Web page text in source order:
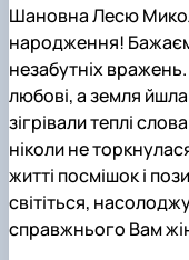
Шановна Лесю
народження!
незабутніх
любові, а земля
зігрівали теплі
ніколи не
житті посмішок і
світіться,
справжнього Вам